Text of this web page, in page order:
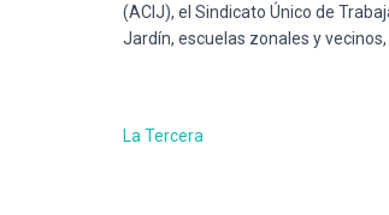
(ACIJ), el Sindicato Único de
Jardín, escuelas zonales y
La Tercera